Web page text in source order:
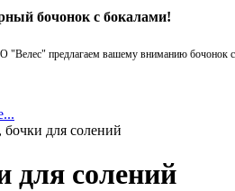
бочонок с бокалами!
"Велес" предлагаем вашему вниманию бочонок
бочки для солений
для солений